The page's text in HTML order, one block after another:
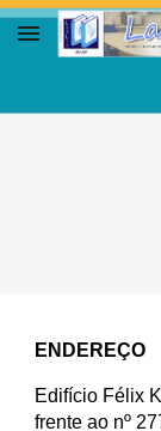
Skip to main
ENDEREÇO
Edifício Félix
frente ao nº